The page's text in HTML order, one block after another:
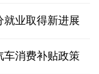
就业取得新进展
车消费补贴政策